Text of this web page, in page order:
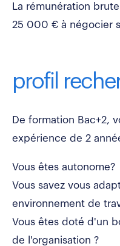
La rémunération
25 000 € à négocier
profil
De formation Bac+2,
expérience de 2
Vous êtes autonome?
Vous savez vous
environnement de
Vous êtes doté d'un
de l'organisation ?